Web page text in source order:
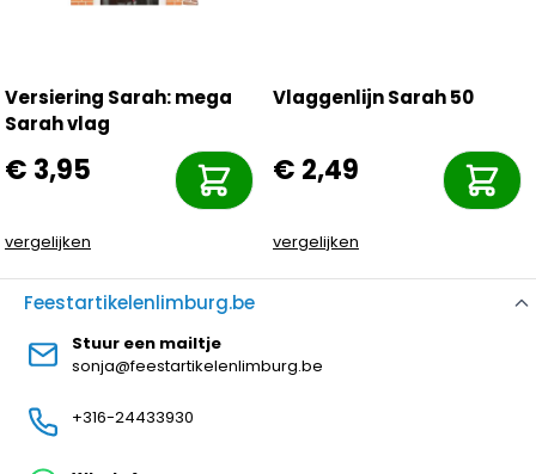
Versiering Sarah: mega
Sarah vlag
€ 3,95
vergelijken
Vlaggenlijn Sarah 50
€ 2,49
vergelijken
Feestartikelenlimburg.be
Stuur een mailtje
sonja@feestartikelenlimburg.be
+316-24433930